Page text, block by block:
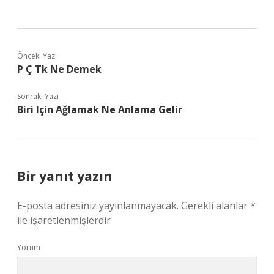
Önceki Yazı
P Ç Tk Ne Demek
Sonraki Yazı
Biri Için Ağlamak Ne Anlama Gelir
Bir yanıt yazın
E-posta adresiniz yayınlanmayacak. Gerekli alanlar*
ile işaretlenmişlerdir
Yorum